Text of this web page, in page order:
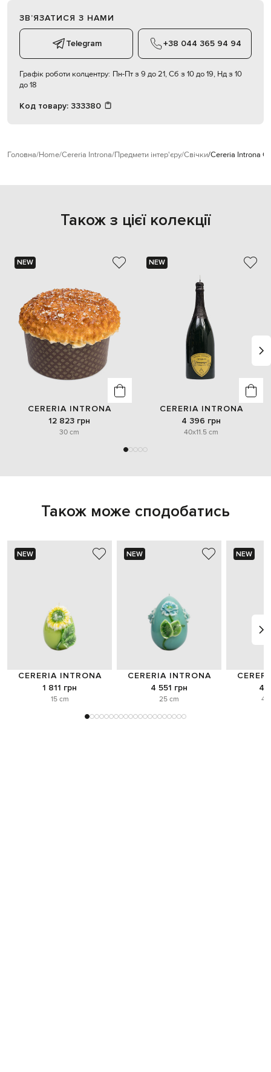
ЗВʼЯЗАТИСЯ З НАМИ
Telegram +38 044 365 94 94
Графік роботи колцентру: Пн-Пт з 9 до 21, Сб з 10 до 19, Нд з 10
до 18
Код товару: 333380
Головна Home Cereria Introna Предмети інтер'єру Свічки Cereria Introna
Також з цієї колекції
NEW
CERERIA INTRONA
12 823 грн
30 cm
NEW
CERERIA INTRONA
4 396 грн
40x11.5 cm
Також може сподобатись
NEW
CERERIA INTRONA
1 811 грн
15 cm
NEW
CERERIA INTRONA
4 551 грн
25 cm
NEW
4